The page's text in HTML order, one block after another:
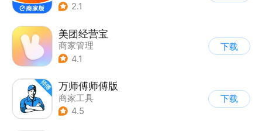
2.1
美团经营宝
商家管理
4.1
下载
万师傅师傅版
商家工具
4.5
下载